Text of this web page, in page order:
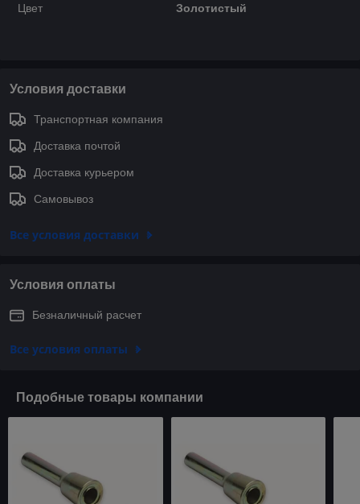
Цвет
Золотистый
Условия доставки
Транспортная компания
Доставка почтой
Доставка курьером
Самовывоз
Все условия доставки
Условия оплаты
Безналичный расчет
Все условия оплаты
Подобные товары компании